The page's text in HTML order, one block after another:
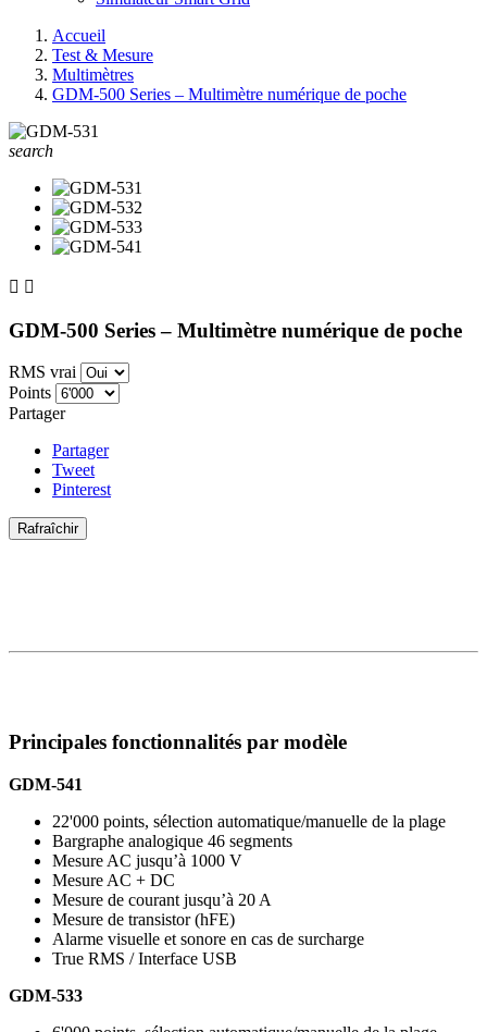
Accueil
Test & Mesure
Multimètres
GDM-500 Series – Multimètre numérique de poche
search
 
GDM-500 Series – Multimètre numérique de poche
RMS vrai
Points
Partager
Partager
Tweet
Pinterest
Principales fonctionnalités par modèle
GDM-541
22'000 points, sélection automatique/manuelle de la plage
Bargraphe analogique 46 segments
Mesure AC jusqu’à 1000 V
Mesure AC + DC
Mesure de courant jusqu’à 20 A
Mesure de transistor (hFE)
Alarme visuelle et sonore en cas de surcharge
True RMS / Interface USB
GDM-533